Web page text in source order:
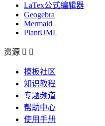
LaTex公式编辑器
Geogebra
Mermaid
PlantUML
资源  
模板社区
知识教程
专题频道
帮助中心
使用手册